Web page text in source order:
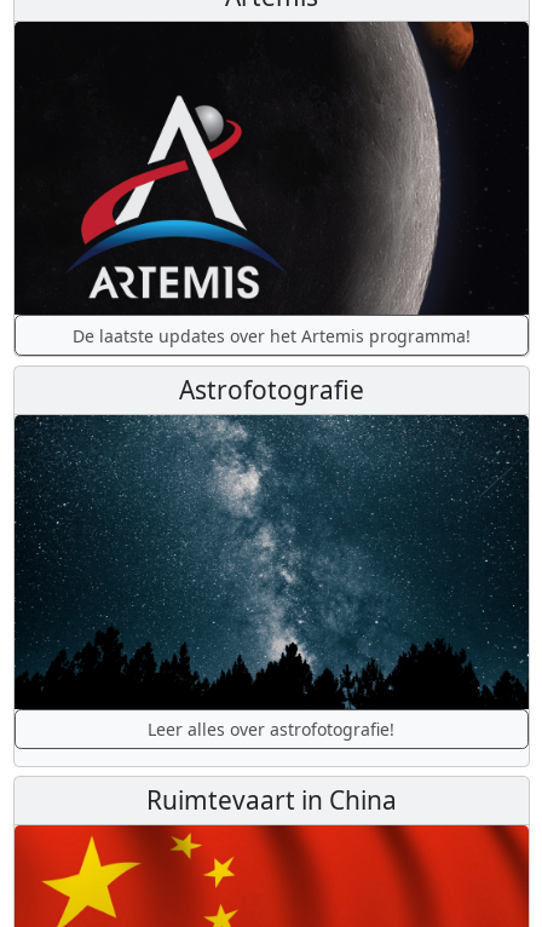
De laatste updates over het Artemis programma!
Astrofotografie
Leer alles over astrofotografie!
Ruimtevaart in China